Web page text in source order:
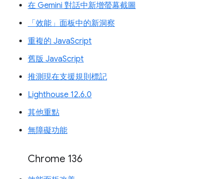
在 Gemini 對話中新增螢幕截圖
「效能」面板中的新洞察
重複的 JavaScript
舊版 JavaScript
推測現在支援規則標記
Lighthouse 12.6.0
其他重點
無障礙功能
Chrome 136